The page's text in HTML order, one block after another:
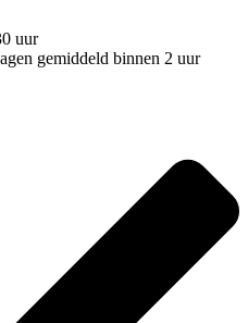
uur
gemiddeld binnen 2 uur